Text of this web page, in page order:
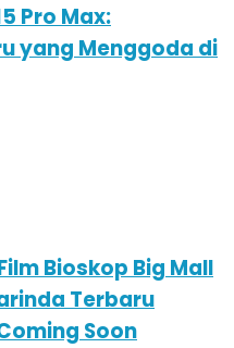
Pro Max:
yang Menggoda di
Bioskop Big Mall
Terbaru
Soon